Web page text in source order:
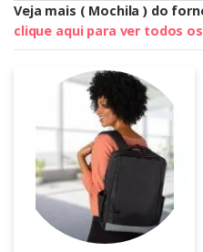
Veja mais ( Mochila ) do
clique aqui para ver todos